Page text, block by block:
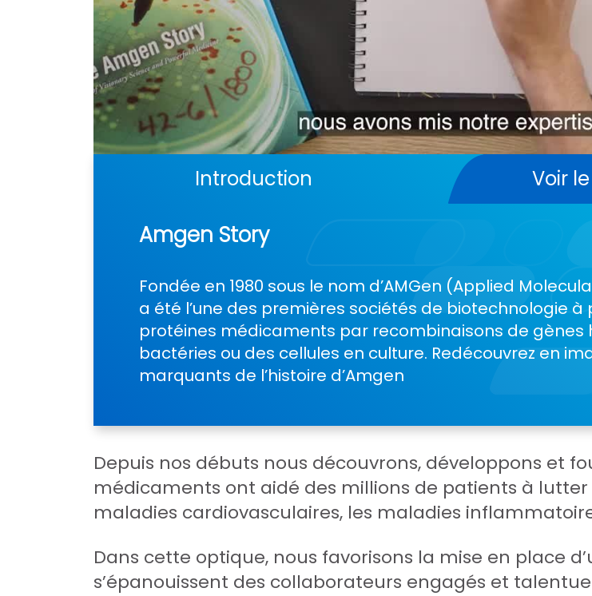
Introduction Voir
Amgen Story
Fondée en 1980 sous le nom d’AMGen (Applied
a été l’une des premières sociétés de biotechnologie à
protéines médicaments par recombinaisons de gènes
bactéries ou des cellules en culture. Redécouvrez en
marquants de l’histoire d’Amgen
Depuis nos débuts nous découvrons, développons et
médicaments ont aidé des millions de patients à
maladies cardiovasculaires, les maladies
Dans cette optique, nous favorisons la mise en place
s’épanouissent des collaborateurs engagés et